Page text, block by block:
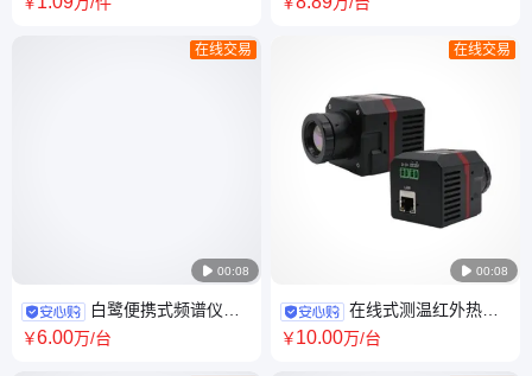
 00:08
在线交易
白鹭便携式频谱仪
SA2070-TG,频率
￥6.00万/台
 00:08
在线交易
在线式测温红外热像
仪MX95,实时在线测温监控
￥10.00万/台